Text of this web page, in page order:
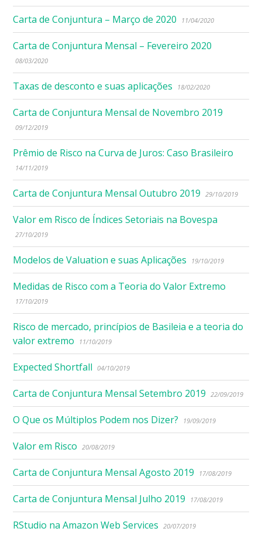
Carta de Conjuntura – Março de 2020 11/04/2020
Carta de Conjuntura Mensal – Fevereiro 2020
08/03/2020
Taxas de desconto e suas aplicações 18/02/2020
Carta de Conjuntura Mensal de Novembro 2019
09/12/2019
Prêmio de Risco na Curva de Juros: Caso Brasileiro
14/11/2019
Carta de Conjuntura Mensal Outubro 2019 29/10/2019
Valor em Risco de Índices Setoriais na Bovespa
27/10/2019
Modelos de Valuation e suas Aplicações 19/10/2019
Medidas de Risco com a Teoria do Valor Extremo
17/10/2019
Risco de mercado, princípios de Basileia e a teoria do
valor extremo
11/10/2019
Expected Shortfall 04/10/2019
Carta de Conjuntura Mensal Setembro 2019 22/09/2019
O Que os Múltiplos Podem nos Dizer? 19/09/2019
Valor em Risco 20/08/2019
Carta de Conjuntura Mensal Agosto 2019 17/08/2019
Carta de Conjuntura Mensal Julho 2019 17/08/2019
RStudio na Amazon Web Services 20/07/2019